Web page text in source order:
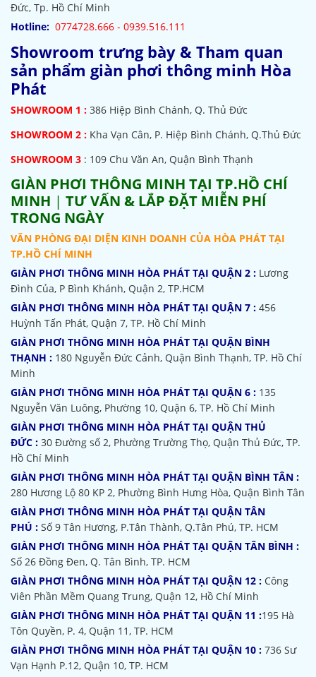
Đức, Tp. Hồ Chí Minh
Hotline: 0774728.666 - 0939.516.111
Showroom trưng bày & Tham quan
sản phẩm giàn phơi thông minh Hòa
Phát
SHOWROOM 1 : 386 Hiệp Bình Chánh, Q. Thủ Đức
SHOWROOM 2 : Kha Vạn Cân, P. Hiệp Bình Chánh, Q.Thủ Đức
SHOWROOM 3 : 109 Chu Văn An, Quận Bình Thạnh
GIÀN PHƠI THÔNG MINH TẠI TP.HỒ CHÍ
MINH | TƯ VẤN & LẮP ĐẶT MIỄN PHÍ
TRONG NGÀY
VĂN PHÒNG ĐẠI DIỆN KINH DOANH CỦA HÒA PHÁT TẠI
TP.HỒ CHÍ MINH
GIÀN PHƠI THÔNG MINH HÒA PHÁT TẠI QUẬN 2 : Lương
Đình Của, P Bình Khánh, Quận 2, TP.HCM
GIÀN PHƠI THÔNG MINH HÒA PHÁT TẠI QUẬN 7 : 456
Huỳnh Tấn Phát, Quận 7, TP. Hồ Chí Minh
GIÀN PHƠI THÔNG MINH HÒA PHÁT TẠI QUẬN BÌNH
THẠNH : 180 Nguyễn Đức Cảnh, Quận Bình Thạnh, TP. Hồ Chí
Minh
GIÀN PHƠI THÔNG MINH HÒA PHÁT TẠI QUẬN 6 : 135
Nguyễn Văn Luông, Phường 10, Quận 6, TP. Hồ Chí Minh
GIÀN PHƠI THÔNG MINH HÒA PHÁT TẠI QUẬN THỦ
ĐỨC : 30 Đường số 2, Phường Trường Thọ, Quận Thủ Đức, TP.
Hồ Chí Minh
GIÀN PHƠI THÔNG MINH HÒA PHÁT TẠI QUẬN BÌNH TÂN :
280 Hương Lộ 80 KP 2, Phường Bình Hưng Hòa, Quận Bình Tân
GIÀN PHƠI THÔNG MINH HÒA PHÁT TẠI QUẬN TÂN
PHÚ : Số 9 Tân Hương, P.Tân Thành, Q.Tân Phú, TP. HCM
GIÀN PHƠI THÔNG MINH HÒA PHÁT TẠI QUẬN TÂN BÌNH :
Số 26 Đồng Đen, Q. Tân Bình, TP. HCM
GIÀN PHƠI THÔNG MINH HÒA PHÁT TẠI QUẬN 12 : Công
Viên Phần Mềm Quang Trung, Quận 12, Hồ Chí Minh
GIÀN PHƠI THÔNG MINH HÒA PHÁT TẠI QUẬN 11 :195 Hà
Tôn Quyền, P. 4, Quận 11, TP. HCM
GIÀN PHƠI THÔNG MINH HÒA PHÁT TẠI QUẬN 10 : 736 Sư
Vạn Hạnh P.12, Quận 10, TP. HCM